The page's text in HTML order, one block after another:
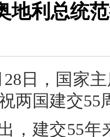
地利总统
28日，国家
两国建交55
，建交55